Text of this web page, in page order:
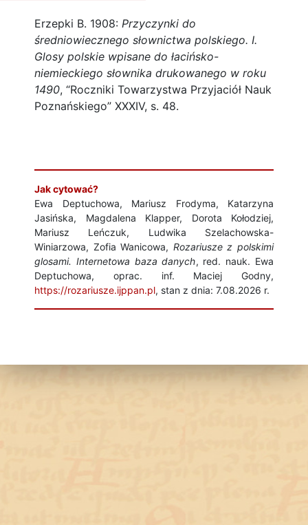
Erzepki B. 1908: Przyczynki do
średniowiecznego słownictwa polskiego. I.
Glosy polskie wpisane do łacińsko-
niemieckiego słownika drukowanego w roku
1490, “Roczniki Towarzystwa Przyjaciół Nauk
Poznańskiego” XXXIV, s. 48.
Jak cytować?
Ewa Deptuchowa, Mariusz Frodyma, Katarzyna
Jasińska, Magdalena Klapper, Dorota Kołodziej,
Mariusz Leńczuk, Ludwika Szelachowska-
Winiarzowa, Zofia Wanicowa, Rozariusze z polskimi
glosami. Internetowa baza danych, red. nauk. Ewa
Deptuchowa, oprac. inf. Maciej Godny,
https://rozariusze.ijppan.pl, stan z dnia: 7.08.2026 r.